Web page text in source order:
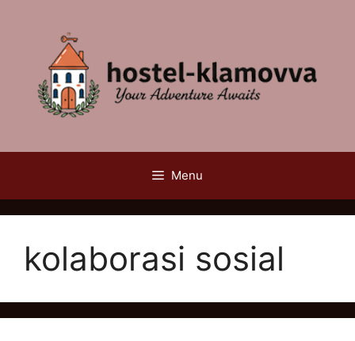
Menu
kolaborasi sosial